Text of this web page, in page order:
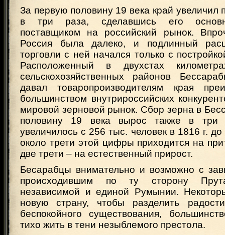
За первую половину 19 века край увеличил
в три раза, сделавшись его
поставщиком на российский рынок.
Россия была далеко, и подлинный
торговли с ней начался только с
Расположенный в двухстах
сельскохозяйственных районов
давал товаропроизводителям края
большинством внутрироссийских
мировой зерновой рынок. Сбор зерна в
половину 19 века вырос также в три
увеличилось с 256 тыс. человек в 1816 г.
около трети этой цифры приходится на
две трети – на естественный прирост.
Бесарабцы внимательно и возможно с
происходившим по ту сторону
независимой и единой Румынии.
новую страну, чтобы разделить
беспокойного существования,
тихо жить в тени незыблемого престола.